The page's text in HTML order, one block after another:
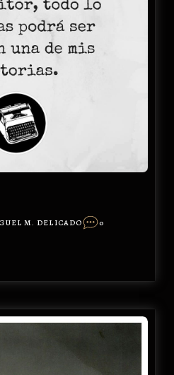
M. DELICADO 0